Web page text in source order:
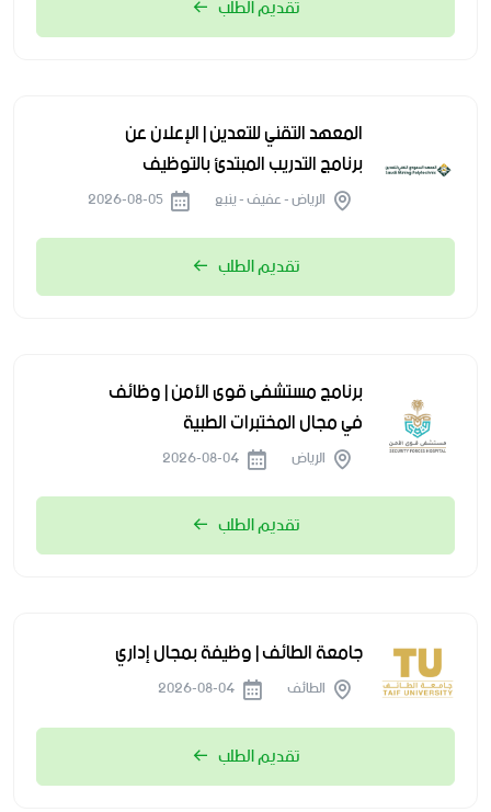
المعهد التقني للتعدين | الإعلان عن
برنامج التدريب المبتدئ بالتوظيف
الرياض - عفيف - ينبع
تقديم الطلب
برنامج مستشفى قوى الأمن | وظائف
في مجال المختبرات الطبية
الرياض
تقديم الطلب
جامعة الطائف | وظيفة بمجال إداري
الطائف
تقديم الطلب